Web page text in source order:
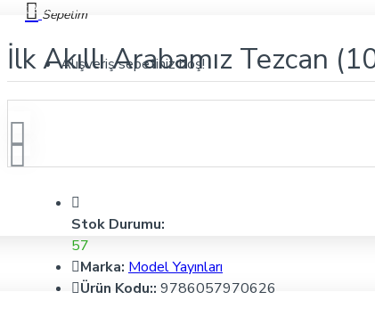
Sepetim
Alışveriş sepetiniz boş!
İlk Akıllı Arabamız Tezcan (10 Kitap) - Yusuf Çelebi - Model Yayınları
İlk Akıllı Arabamız Tezcan
Stok Durumu:
57
Marka: Model Yayınları
Ürün Kodu:: 9786057970626